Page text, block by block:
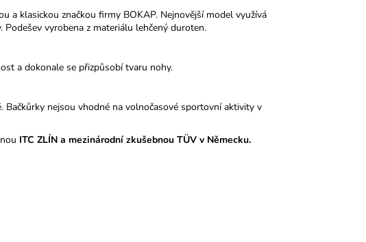
a klasickou značkou firmy BOKAP. Nejnovější model využívá
vyrobena z materiálu lehčený duroten.
a dokonale se přizpůsobí tvaru nohy.
nejsou vhodné na volnočasové sportovní aktivity v
ITC ZLÍN a mezinárodní zkušebnou TÜV v Německu.